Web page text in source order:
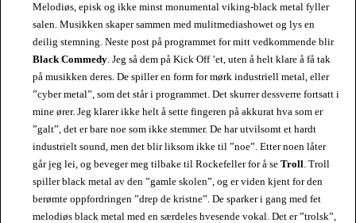
Melodiøs, episk og ikke minst monumental viking-black metal fyller
salen. Musikken skaper sammen med mulitmediashowet og lys en
deilig stemning. Neste post på programmet for mitt vedkommende blir
Black Commedy. Jeg så dem på Kick Off ’et, uten å helt klare å få tak
på musikken deres. De spiller en form for mørk industriell metal, eller
”cyber metal”, som det står i programmet. Det skurrer dessverre fortsatt i
mine ører. Jeg klarer ikke helt å sette fingeren på akkurat hva som er
”galt”, det er bare noe som ikke stemmer. De har utvilsomt et hardt
industrielt sound, men det blir liksom ikke til ”noe”. Etter noen låter
går jeg lei, og beveger meg tilbake til Rockefeller for å se Troll. Troll
spiller black metal av den ”gamle skolen”, og er viden kjent for den
berømte oppfordringen ”drep de kristne”. De sparker i gang med fet
melodiøs black metal med en særdeles hvesende vokal. Det er ”trolsk”,